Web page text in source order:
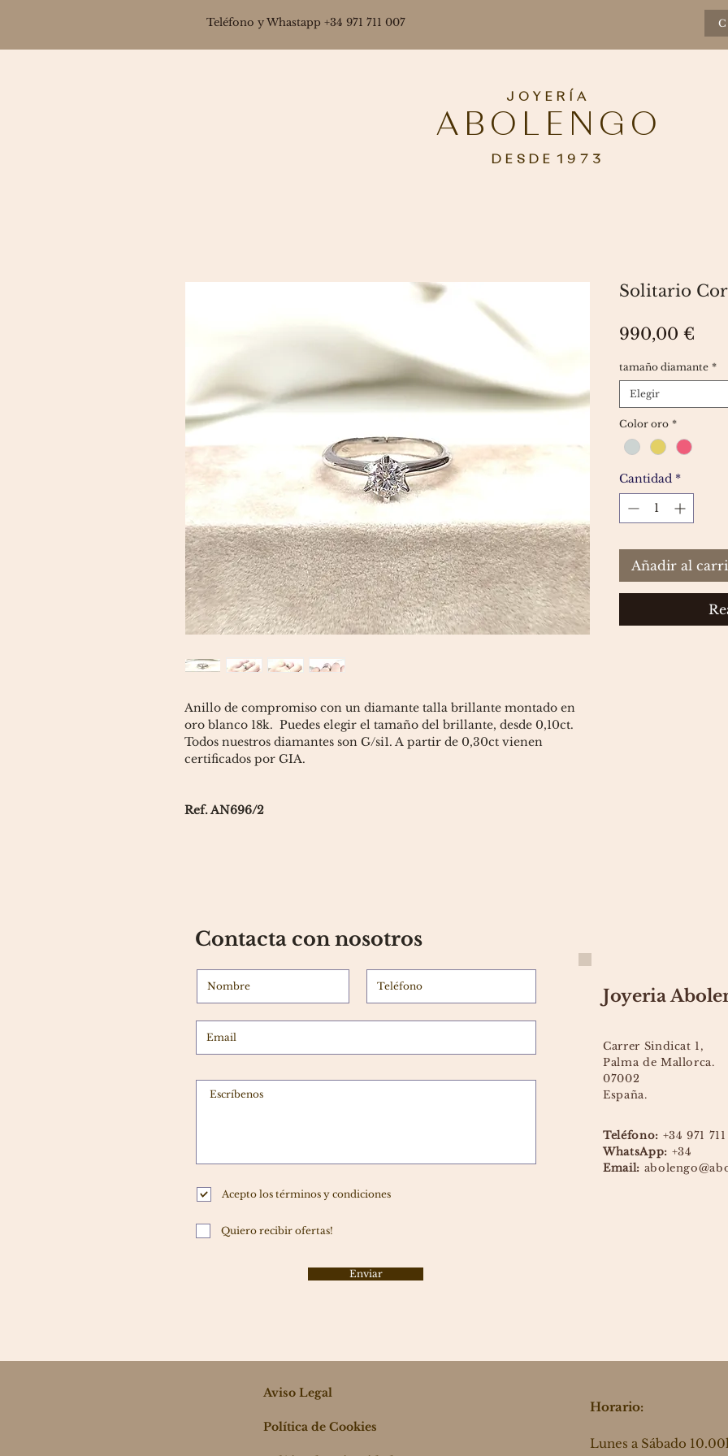
Teléfono y Whastapp +34 971 711 007
Anillo de compromiso con un diamante talla brillante montado en
oro blanco 18k. Puedes elegir el tamaño del brillante, desde 0,10ct.
Todos nuestros diamantes son G/si1. A partir de 0,30ct vienen
certificados por GIA.
Ref. AN696/2
Solitario
990,00 €
tamaño diamante *
Elegir
Color oro *
Cantidad *
Añadir al
J O Y E R Í A
A B O L E N G O
D E S D E 1 9 7 3
Contacta con nosotros
Acepto los términos y condiciones
Quiero recibir ofertas!
Enviar
Joyeria
Carrer Sindicat 1,
Palma de Mallorca.
07002
España.
Teléfono: +34 971
WhatsApp: +34
Email:
Aviso Legal
Política de Cookies
Horario:
Lunes a Sábado